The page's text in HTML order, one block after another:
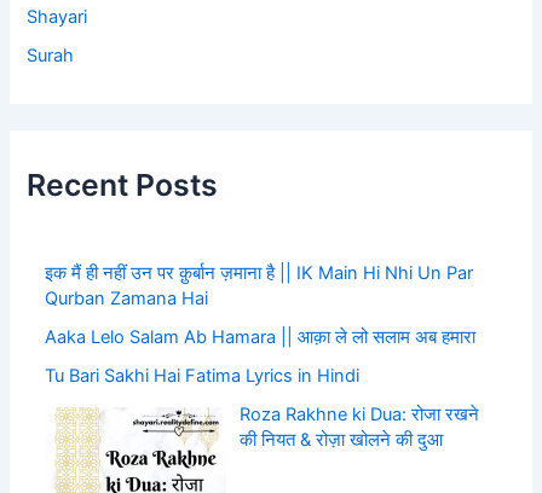
Shayari
Surah
Recent Posts
इक मैं ही नहीं उन पर क़ुर्बान ज़माना है || IK Main Hi Nhi Un Par
Qurban Zamana Hai
Aaka Lelo Salam Ab Hamara || आक़ा ले लो सलाम अब हमारा
Tu Bari Sakhi Hai Fatima Lyrics in Hindi
Roza Rakhne ki Dua: रोजा रखने
की नियत & रोज़ा खोलने की दुआ